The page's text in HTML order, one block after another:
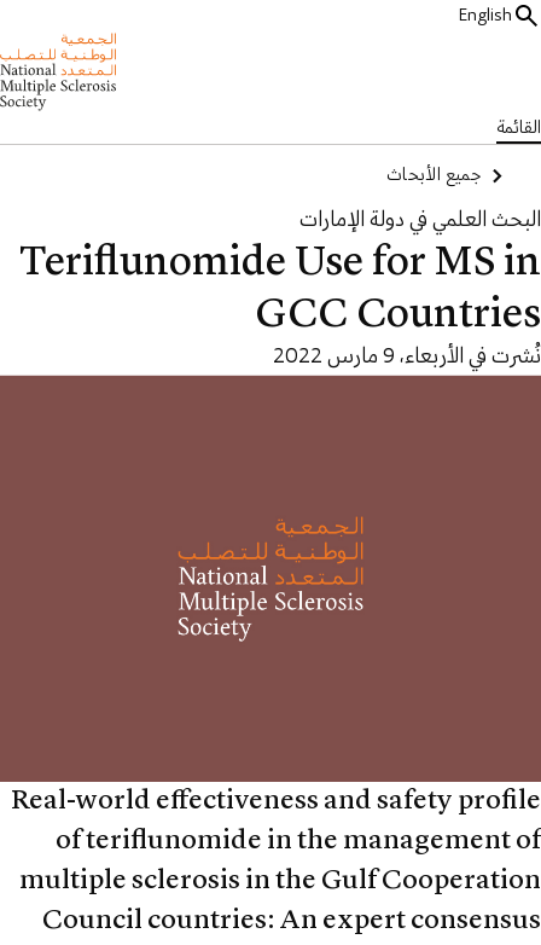
English
القائمة
جميع الأبحاث
البحث العلمي في دولة الإمارات
Teriflunomide Use for MS in
GCC Countries
نُشرت في الأربعاء، 9 مارس 2022
Real-world effectiveness and safety profile
of teriflunomide in the management of
multiple sclerosis in the Gulf Cooperation
Council countries: An expert consensus